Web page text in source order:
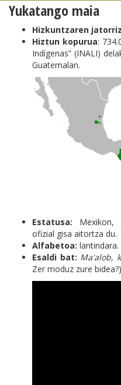
Yukatango maia
Hizkuntzaren
Hiztun kopurua:
Indígenas” (INALI)
Guatemalan.
Estatusa: Mexikon,
ofizial gisa aitortza du.
Alfabetoa: lantindara.
Esaldi bat: Ma'alob,
Zer moduz zure bidea?)